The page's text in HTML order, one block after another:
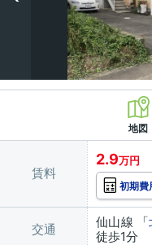
地図
賃料
2.9万円
初期費
交通 仙山線 「
徒歩1分